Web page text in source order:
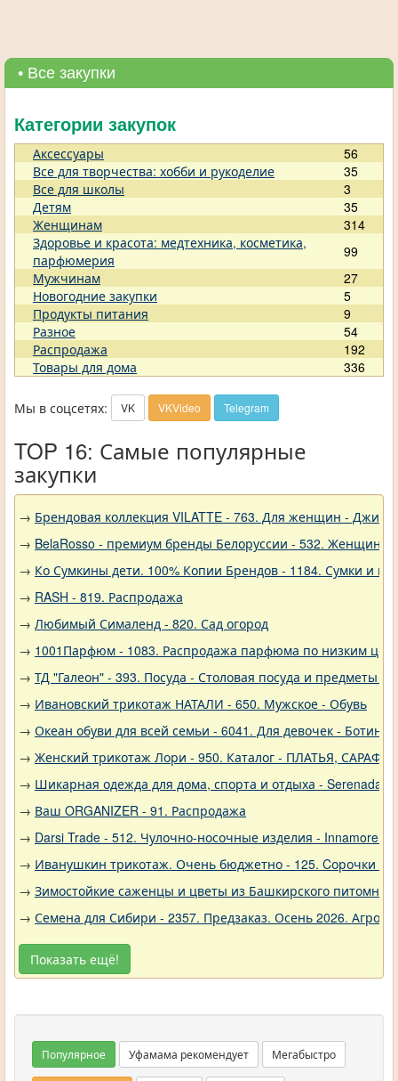
• Все закупки
Категории закупок
Аксессуары
56
Все для творчества: хобби и рукоделие
35
Все для школы
3
Детям
35
Женщинам
314
Здоровье и красота: медтехника, косметика,
парфюмерия
99
Мужчинам
27
Новогодние закупки
5
Продукты питания
9
Разное
54
Распродажа
192
Товары для дома
336
Мы в соцсетях: VK VKVideo Telegram
TOP 16: Самые популярные
закупки
→ Брендовая коллекция VILATTE - 763. Для женщин -
→ BelaRosso - премиум бренды Белоруссии - 532.
→ Ко Сумкины дети. 100% Копии Брендов - 1184. Сумки и
→ RASH - 819. Распродажа
→ Любимый Сималенд - 820. Сад огород
→ 1001Парфюм - 1083. Распродажа парфюма по низким
→ ТД "Галеон" - 393. Посуда - Столовая посуда и предметы
→ Ивановский трикотаж НАТАЛИ - 650. Мужское - Обувь
→ Океан обуви для всей семьи - 6041. Для девочек - Ботинки
→ Женский трикотаж Лори - 950. Каталог - ПЛАТЬЯ,
→ Шикарная одежда для дома, спорта и отдыха - Serenada
→ Ваш ORGANIZER - 91. Распродажа
→ Darsi Trade - 512. Чулочно-носочные изделия - Innamore
→ Иванушкин трикотаж. Очень бюджетно - 125. Cорочки
→ Зимостойкие саженцы и цветы из Башкирского
→ Семена для Сибири - 2357. Предзаказ. Осень 2026.
Показать ещё!
Популярное Уфамама рекомендует Мегабыстро